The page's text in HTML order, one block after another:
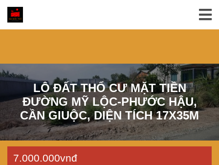
LÔ ĐẤT THỔ CƯ MẶT TIỀN
ĐƯỜNG MỸ LỘC-PHƯỚC HẬU,
CẦN GIUỘC, DIỆN TÍCH 17X35M
7.000.000vnđ